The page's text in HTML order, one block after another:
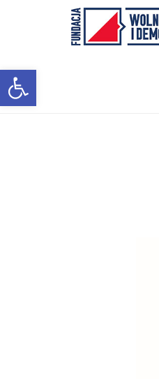
Otwórz pasek narzędzi